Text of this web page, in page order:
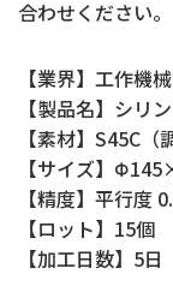
合わせください。
【業界】工作機
【製品名】シリ
【素材】S45C（
【サイズ】
【精度】平行度
【ロット】15個
【加工日数】5日